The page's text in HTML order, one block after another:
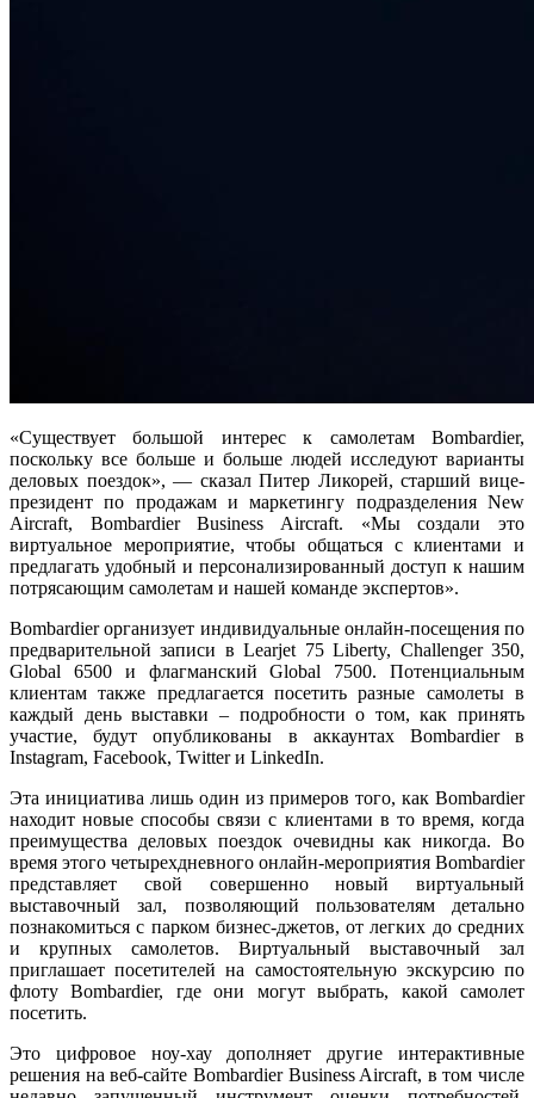
«Существует большой интерес к самолетам Bombardier,
поскольку все больше и больше людей исследуют варианты
деловых поездок», — сказал Питер Ликорей, старший вице-
президент по продажам и маркетингу подразделения New
Aircraft, Bombardier Business Aircraft. «Мы создали это
виртуальное мероприятие, чтобы общаться с клиентами и
предлагать удобный и персонализированный доступ к нашим
потрясающим самолетам и нашей команде экспертов».
Bombardier организует индивидуальные онлайн-посещения по
предварительной записи в Learjet 75 Liberty, Challenger 350,
Global 6500 и флагманский Global 7500. Потенциальным
клиентам также предлагается посетить разные самолеты в
каждый день выставки – подробности о том, как принять
участие, будут опубликованы в аккаунтах Bombardier в
Instagram, Facebook, Twitter и LinkedIn.
Эта инициатива лишь один из примеров того, как Bombardier
находит новые способы связи с клиентами в то время, когда
преимущества деловых поездок очевидны как никогда. Во
время этого четырехдневного онлайн-мероприятия Bombardier
представляет свой совершенно новый виртуальный
выставочный зал, позволяющий пользователям детально
познакомиться с парком бизнес-джетов, от легких до средних
и крупных самолетов. Виртуальный выставочный зал
приглашает посетителей на самостоятельную экскурсию по
флоту Bombardier, где они могут выбрать, какой самолет
посетить.
Это цифровое ноу-хау дополняет другие интерактивные
решения на веб-сайте Bombardier Business Aircraft, в том числе